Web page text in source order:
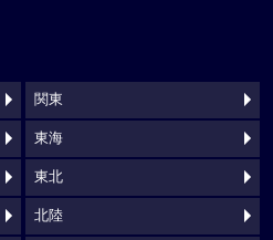
関東
東海
東北
北陸